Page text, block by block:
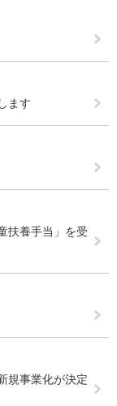
ます
扶養手当」を受
規事業化が決定